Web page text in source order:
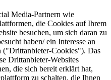
Media-Partnern wie
die Cookies auf Ihrem
besuchen, um sich daran zu
haben/ ein Interesse an
("Drittanbieter-Cookies"). Das
Drittanbieter-Websites
die sich bereit erklärt hat,
zu schalten, die Ihnen